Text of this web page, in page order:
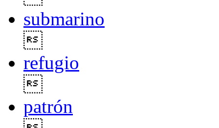
submarino
refugio
patrón